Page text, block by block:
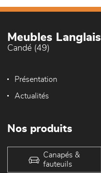
Meubles Langlais
Candé (49)
Présentation
Actualités
Nos produits
Canapés &
fauteuils